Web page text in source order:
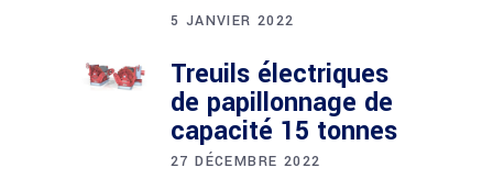
5 JANVIER 2022
Treuils électriques
de papillonnage de
capacité 15 tonnes
27 DÉCEMBRE 2022